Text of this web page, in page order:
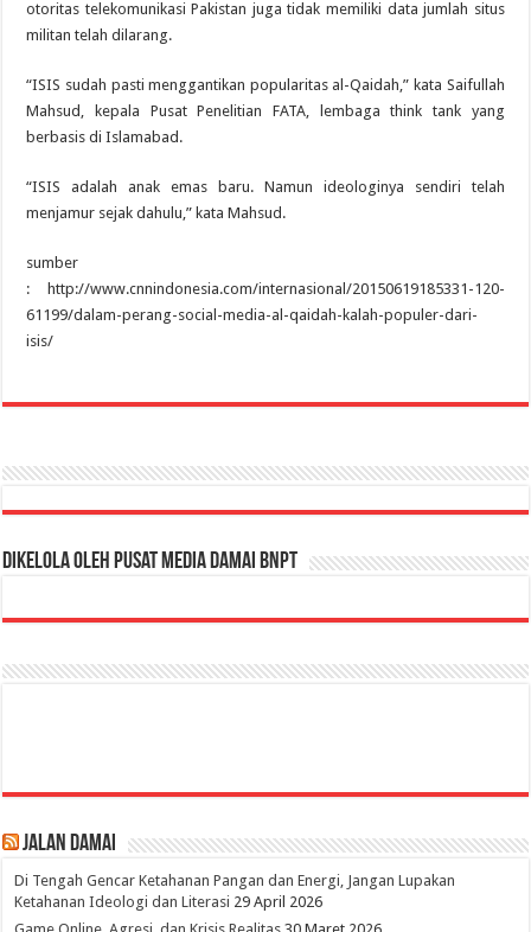
otoritas telekomunikasi Pakistan juga tidak memiliki data jumlah situs
militan telah dilarang.
“ISIS sudah pasti menggantikan popularitas al-Qaidah,” kata Saifullah
Mahsud, kepala Pusat Penelitian FATA, lembaga think tank yang
berbasis di Islamabad.
“ISIS adalah anak emas baru. Namun ideologinya sendiri telah
menjamur sejak dahulu,” kata Mahsud.
sumber
: http://www.cnnindonesia.com/internasional/20150619185331-120-
61199/dalam-perang-social-media-al-qaidah-kalah-populer-dari-
isis/
Dikelola oleh Pusat Media Damai BNPT
Jalan Damai
Di Tengah Gencar Ketahanan Pangan dan Energi, Jangan Lupakan
Ketahanan Ideologi dan Literasi 29 April 2026